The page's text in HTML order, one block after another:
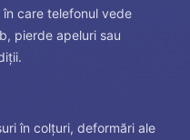
care telefonul vede
pierde apeluri sau
în colțuri, deformări ale